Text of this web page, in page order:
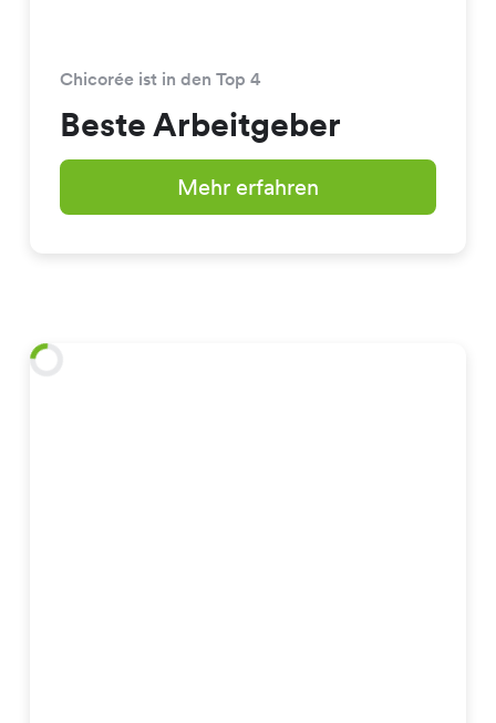
Chicorée ist in den Top 4
Beste Arbeitgeber
Mehr erfahren